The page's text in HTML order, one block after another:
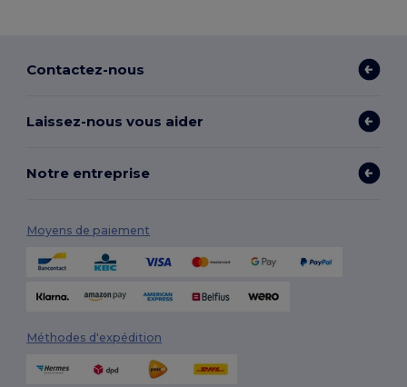
Contactez-nous
Laissez-nous vous aider
Notre entreprise
Moyens de paiement
Méthodes d'expédition